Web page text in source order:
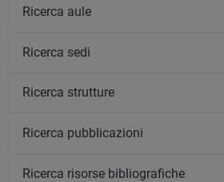
Ricerca aule
Ricerca sedi
Ricerca strutture
Ricerca pubblicazioni
Ricerca risorse bibliografiche